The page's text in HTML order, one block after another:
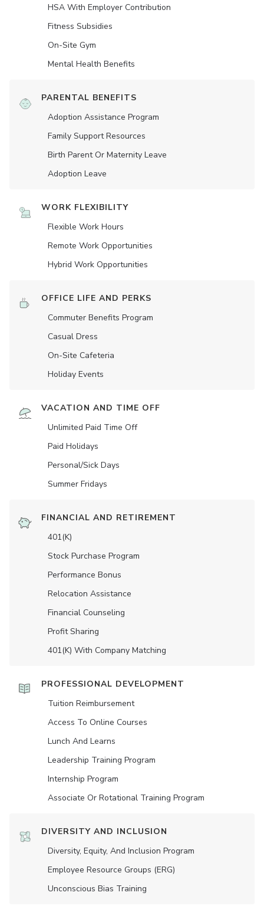
HSA With Employer Contribution
Fitness Subsidies
On-Site Gym
Mental Health Benefits
PARENTAL BENEFITS
Adoption Assistance Program
Family Support Resources
Birth Parent Or Maternity Leave
Adoption Leave
WORK FLEXIBILITY
Flexible Work Hours
Remote Work Opportunities
Hybrid Work Opportunities
OFFICE LIFE AND PERKS
Commuter Benefits Program
Casual Dress
On-Site Cafeteria
Holiday Events
VACATION AND TIME OFF
Unlimited Paid Time Off
Paid Holidays
Personal/Sick Days
Summer Fridays
FINANCIAL AND RETIREMENT
401(K)
Stock Purchase Program
Performance Bonus
Relocation Assistance
Financial Counseling
Profit Sharing
401(K) With Company Matching
PROFESSIONAL DEVELOPMENT
Tuition Reimbursement
Access To Online Courses
Lunch And Learns
Leadership Training Program
Internship Program
Associate Or Rotational Training Program
DIVERSITY AND INCLUSION
Diversity, Equity, And Inclusion Program
Employee Resource Groups (ERG)
Unconscious Bias Training